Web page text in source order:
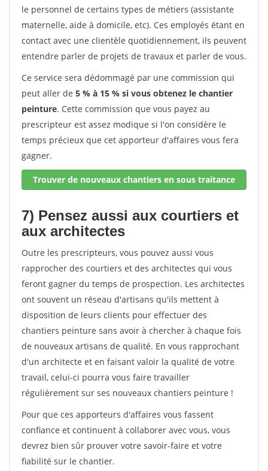
le personnel de certains types de métiers (assistante
maternelle, aide à domicile, etc). Ces employés étant en
contact avec une clientèle quotidiennement, ils peuvent
entendre parler de projets de travaux et parler de vous.
Ce service sera dédommagé par une commission qui
peut aller de 5 % à 15 % si vous obtenez le chantier
peinture. Cette commission que vous payez au
prescripteur est assez modique si l'on considère le
temps précieux que cet apporteur d'affaires vous fera
gagner.
Trouver de nouveaux chantiers en sous traitance
7) Pensez aussi aux courtiers et
aux architectes
Outre les prescripteurs, vous pouvez aussi vous
rapprocher des courtiers et des architectes qui vous
feront gagner du temps de prospection. Les architectes
ont souvent un réseau d'artisans qu'ils mettent à
disposition de leurs clients pour effectuer des
chantiers peinture sans avoir à chercher à chaque fois
de nouveaux artisans de qualité. En vous rapprochant
d'un architecte et en faisant valoir la qualité de votre
travail, celui-ci pourra vous faire travailler
régulièrement sur ses nouveaux chantiers peinture !
Pour que ces apporteurs d'affaires vous fassent
confiance et continuent à collaborer avec vous, vous
devrez bien sûr prouver votre savoir-faire et votre
fiabilité sur le chantier.